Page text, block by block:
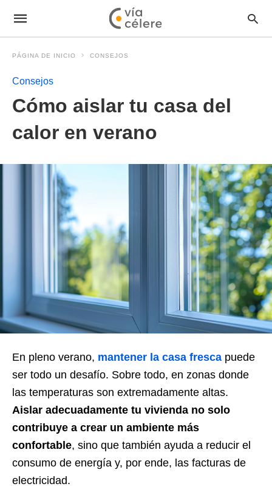
PÁGINA DE INICIO CONSEJOS
Consejos
Cómo aislar tu casa del
calor en verano
En pleno verano, mantener la casa fresca puede
ser todo un desafío. Sobre todo, en zonas donde
las temperaturas son extremadamente altas.
Aislar adecuadamente tu vivienda no solo
contribuye a crear un ambiente más
confortable, sino que también ayuda a reducir el
consumo de energía y, por ende, las facturas de
electricidad.